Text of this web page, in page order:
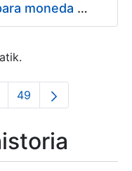
Suministro de estuches para moneda de 30 €
Pages Use
Orrialdea
49